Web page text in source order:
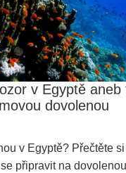
v Egyptě aneb
dovolenou
v Egyptě? Přečtěte
připravit na